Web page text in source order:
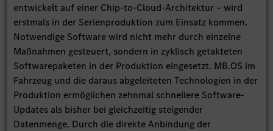
entwickelt auf einer Chip-to-Cloud-Architektur – wird
erstmals in der Serienproduktion zum Einsatz kommen.
Notwendige Software wird nicht mehr durch einzelne
Maßnahmen gesteuert, sondern in zyklisch getakteten
Softwarepaketen in der Produktion eingesetzt. MB.OS im
Fahrzeug und die daraus abgeleiteten Technologien in der
Produktion ermöglichen zehnmal schnellere Software-
Updates als bisher bei gleichzeitig steigender
Datenmenge. Durch die direkte Anbindung der